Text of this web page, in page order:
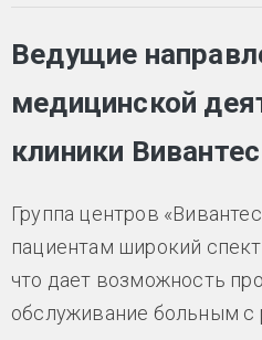
Ведущие
медицинской
клиники
Группа центров
пациентам широкий
что дает возможность
обслуживание больным с